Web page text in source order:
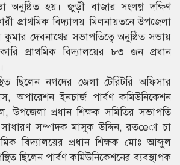
অনুষ্ঠিত হয়। জুড়ী বাজার সংলগ্ন দক্ষিণ
প্রাথমিক বিদ্যালয় মিলনায়তনে উপজেলা
কুমার দেবনাথের সভাপতিত্বে অনুষ্ঠিত সভায়
প্রাথমিক বিদ্যালয়ের ৮৩ জন প্রধান
ছিলেন নগদের জেলা টেরিটরি অফিসার
অপারেশন ইনচার্জ পার্বণ কমিউনিকেশন
উপজেলা প্রধান শিক্ষক সমিতির সভাপতি
সম্পাদক মাসুক উদ্দিন, রতœা চা
বিদ্যালয়ের প্রধান শিক্ষক মোঃ আব্দুল
ছিলেন পার্বণ কমিউনিকেশনের ব্যবস্থাপক